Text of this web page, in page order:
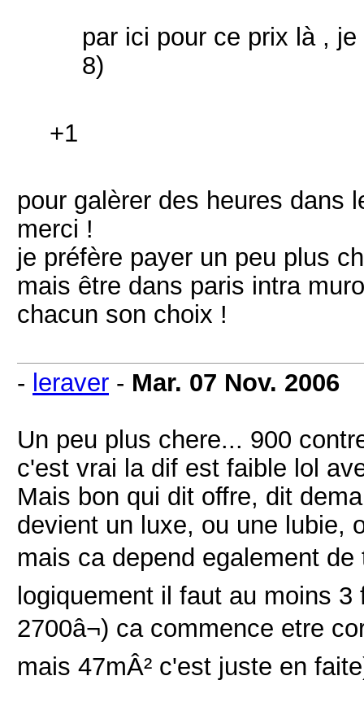
par ici pour ce prix là ,
8)
+1
pour galèrer des heures dans
merci !
je préfère payer un peu plus
mais être dans paris intra
chacun son choix !
- leraver - Mar. 07 Nov. 2006
Un peu plus chere... 900
c'est vrai la dif est faible lol
Mais bon qui dit offre, dit
devient un luxe, ou une lubie,
mais ca depend egalement de
logiquement il faut au moins
2700â¬) ca commence etre
mais 47mÂ² c'est juste en